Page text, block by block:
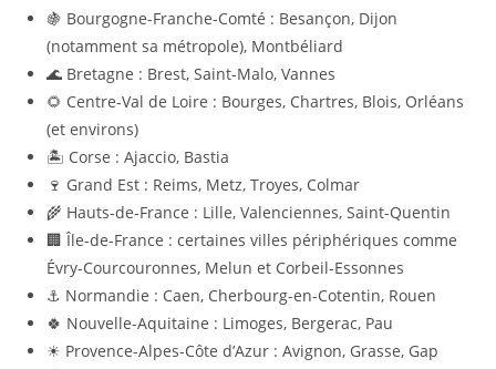
🍇 Bourgogne-Franche-Comté : Besançon, Dijon
(notamment sa métropole), Montbéliard
🌊 Bretagne : Brest, Saint-Malo, Vannes
🌻 Centre-Val de Loire : Bourges, Chartres, Blois, Orléans
(et environs)
🏝 Corse : Ajaccio, Bastia
🍷 Grand Est : Reims, Metz, Troyes, Colmar
🌾 Hauts-de-France : Lille, Valenciennes, Saint-Quentin
🏢 Île-de-France : certaines villes périphériques comme
Évry-Courcouronnes, Melun et Corbeil-Essonnes
⚓ Normandie : Caen, Cherbourg-en-Cotentin, Rouen
🍀 Nouvelle-Aquitaine : Limoges, Bergerac, Pau
☀ Provence-Alpes-Côte d’Azur : Avignon, Grasse, Gap